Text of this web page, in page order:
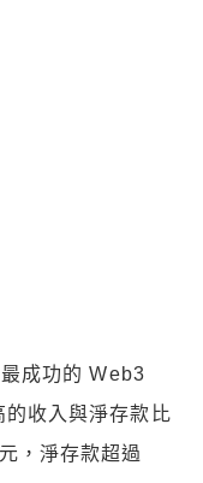
成功的 Web3
收入與淨存款比
，淨存款超過